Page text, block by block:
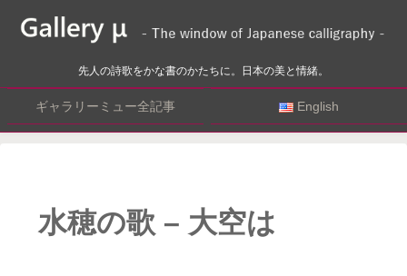
先人の詩歌をかな書のかたちに。日本の美と情緒。
ギャラリーミュー全記事 English
水穂の歌 – 大空は